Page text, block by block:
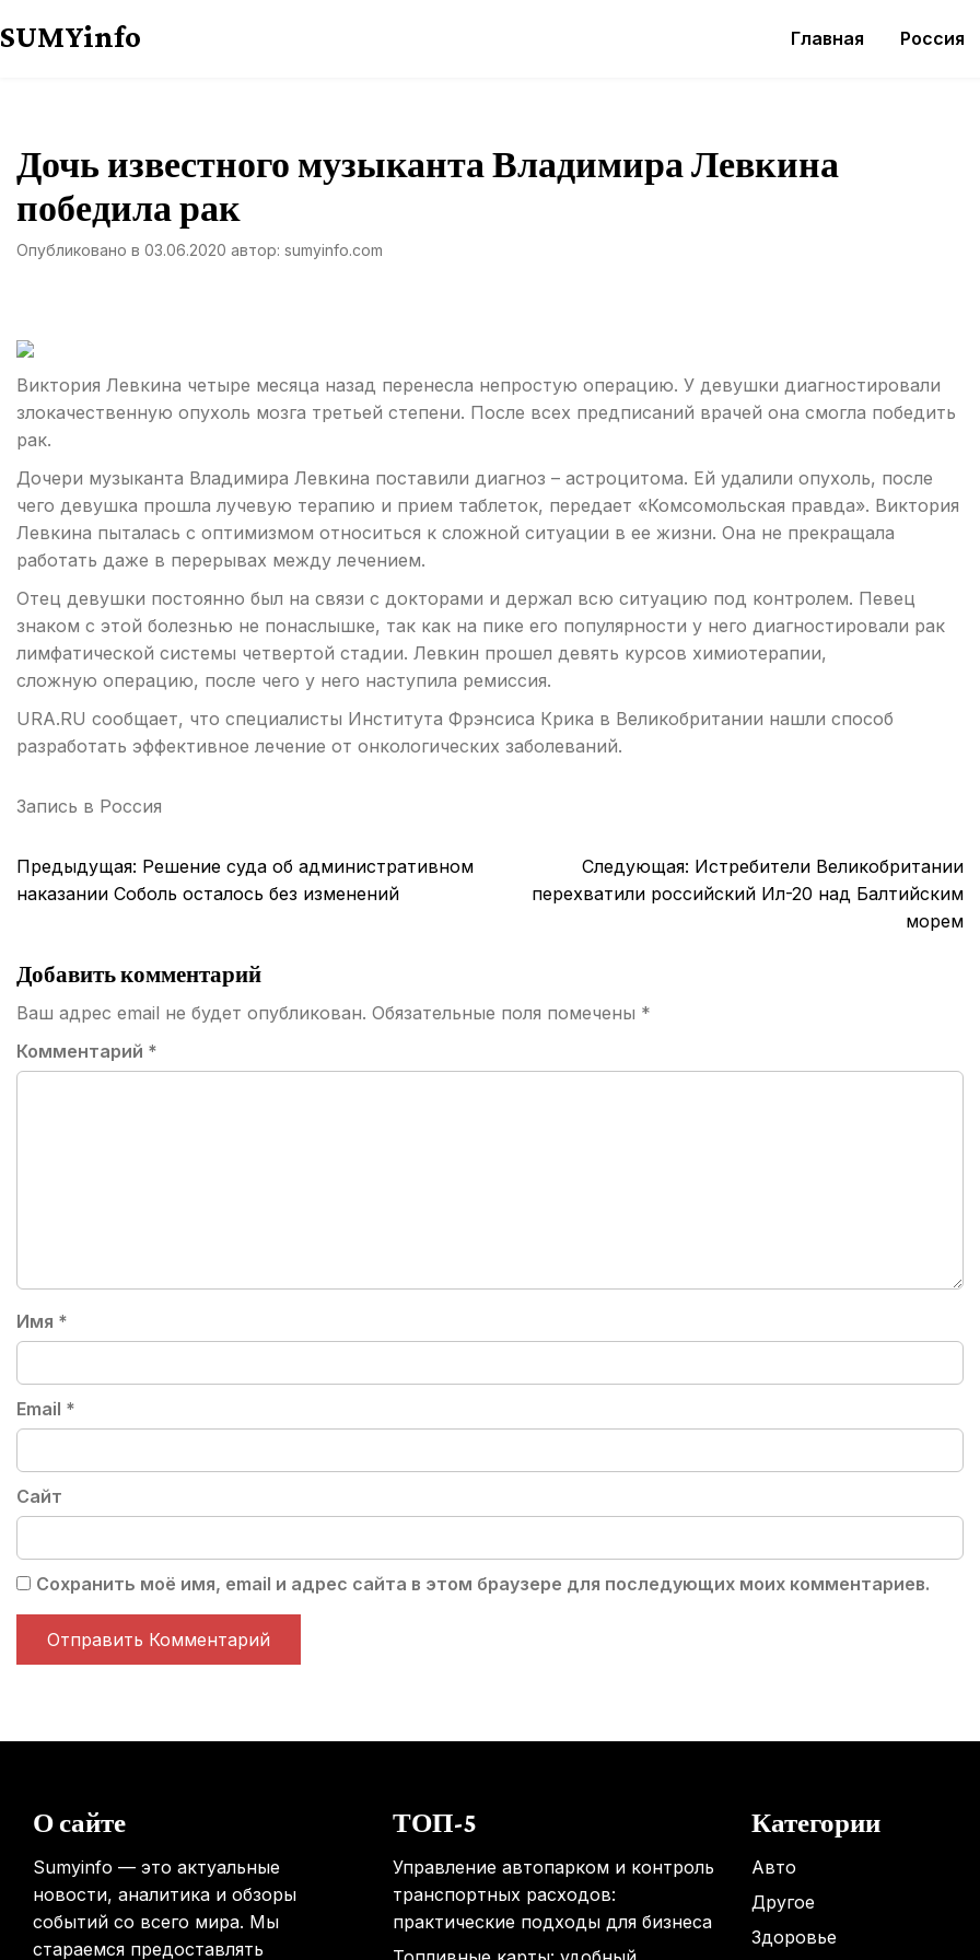
к
SUMYinfo Главная Россия
Дочь известного музыканта Владимира Левкина
победила рак
Опубликовано в 03.06.2020 автор: sumyinfo.com
Виктория Левкина четыре месяца назад перенесла непростую операцию. У девушки диагностировали
злокачественную опухоль мозга третьей степени. После всех предписаний врачей она смогла победить
рак.
Дочери музыканта Владимира Левкина поставили диагноз – астроцитома. Ей удалили опухоль, после
чего девушка прошла лучевую терапию и прием таблеток, передает «Комсомольская правда». Виктория
Левкина пыталась с оптимизмом относиться к сложной ситуации в ее жизни. Она не прекращала
работать даже в перерывах между лечением.
Отец девушки постоянно был на связи с докторами и держал всю ситуацию под контролем. Певец
знаком с этой болезнью не понаслышке, так как на пике его популярности у него диагностировали рак
лимфатической системы четвертой стадии. Левкин прошел девять курсов химиотерапии,
сложную операцию, после чего у него наступила ремиссия.
URA.RU сообщает, что специалисты Института Фрэнсиса Крика в Великобритании нашли способ
разработать эффективное лечение от онкологических заболеваний.
Запись в Россия
Навигация
по
Предыдущая: Решение суда об административном
наказании Соболь осталось без изменений
Следующая: Истребители Великобритании
перехватили российский Ил-20 над Балтийским
морем
Добавить комментарий
Ваш адрес email не будет опубликован. Обязательные поля помечены *
Комментарий *
Имя *
Email *
Сайт
Сохранить моё имя, email и адрес сайта в этом браузере для последующих моих комментариев.
О сайте
Sumyinfo — это актуальные
новости, аналитика и обзоры
событий со всего мира. Мы
стараемся предоставлять
ТОП-5
Управление автопарком и контроль
транспортных расходов:
практические подходы для бизнеса
Категории
Авто
Другое
Здоровье